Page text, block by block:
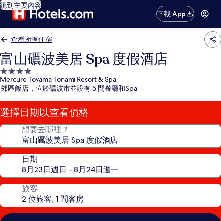
跳到主要內容
下載 App
查看所有住宿
富山礪波美居 Spa 度假酒店
4.0
星
級
住
宿
Mercure Toyama Tonami Resort & Spa
郊區飯店，位於礪波市並設有 5 間餐廳和Spa
選擇日期以查看價格
想要去哪裡？
日期
旅客